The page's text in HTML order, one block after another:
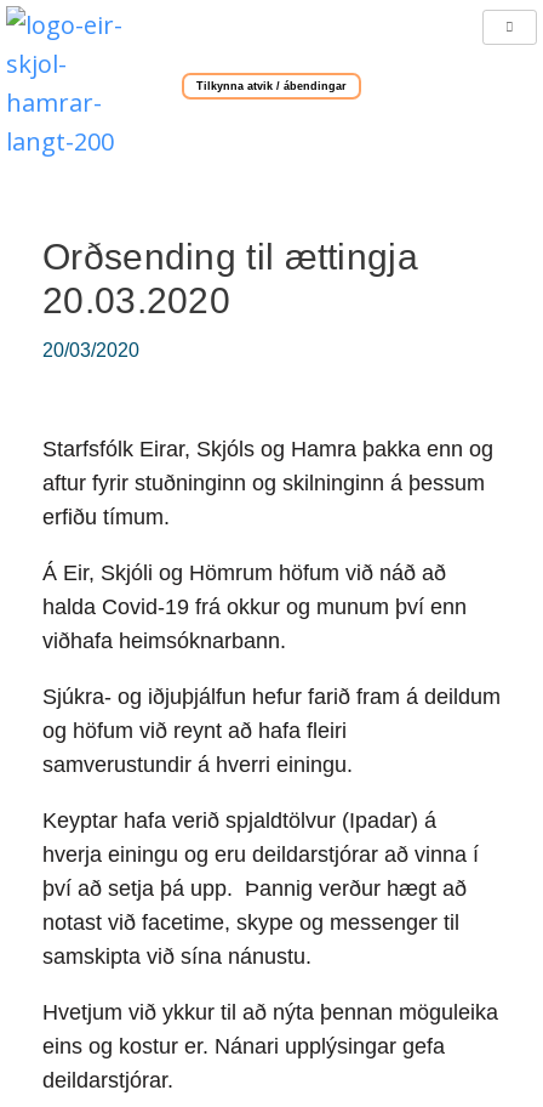
Tilkynna atvik / ábendingar
Orðsending til ættingja
20.03.2020
20/03/2020
Starfsfólk Eirar, Skjóls og Hamra þakka enn og
aftur fyrir stuðninginn og skilninginn á þessum
erfiðu tímum.
Á Eir, Skjóli og Hömrum höfum við náð að
halda Covid-19 frá okkur og munum því enn
viðhafa heimsóknarbann.
Sjúkra- og iðjuþjálfun hefur farið fram á deildum
og höfum við reynt að hafa fleiri
samverustundir á hverri einingu.
Keyptar hafa verið spjaldtölvur (Ipadar) á
hverja einingu og eru deildarstjórar að vinna í
því að setja þá upp. Þannig verður hægt að
notast við facetime, skype og messenger til
samskipta við sína nánustu.
Hvetjum við ykkur til að nýta þennan möguleika
eins og kostur er. Nánari upplýsingar gefa
deildarstjórar.